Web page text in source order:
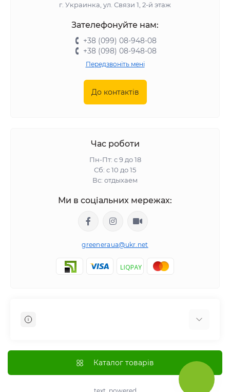
г. Украинка, ул. Связи 1, 2-й этаж
Зателефонуйте нам:
+38 (099) 08-948-08
+38 (098) 08-948-08
Передзвоніть мені
До контактів
Час роботи
Пн-Пт: с 9 до 18
Сб: с 10 до 15
Вс: отдыхаем
Ми в соціальних мережах:
greeneraua@ukr.net
Оплата
Каталог товарів